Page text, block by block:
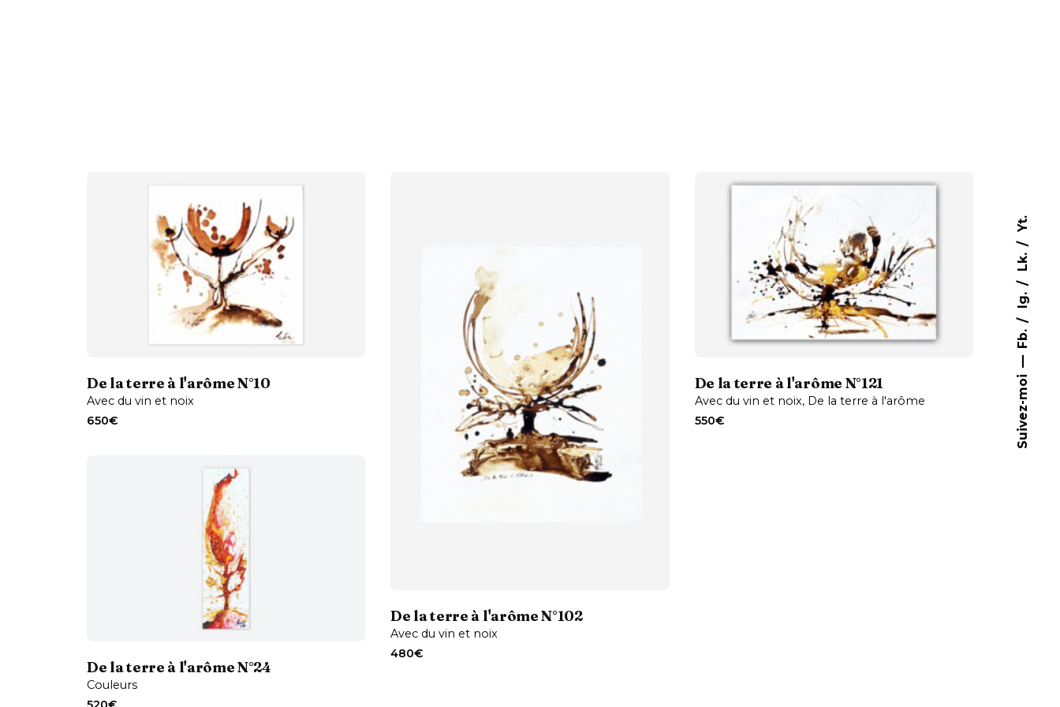
Suivez-moi
Fb.
Ig.
Lk.
Yt.
Contactez-moi
De la terre à l'arôme N°10
Avec du vin et noix
650€
De la terre à l'arôme N°102
Avec du vin et noix
480€
Contactez-moi
De la terre à l'arôme N°121
Avec du vin et noix De la terre à l'arôme
550€
Contactez-moi
De la terre à l'arôme N°24
Couleurs